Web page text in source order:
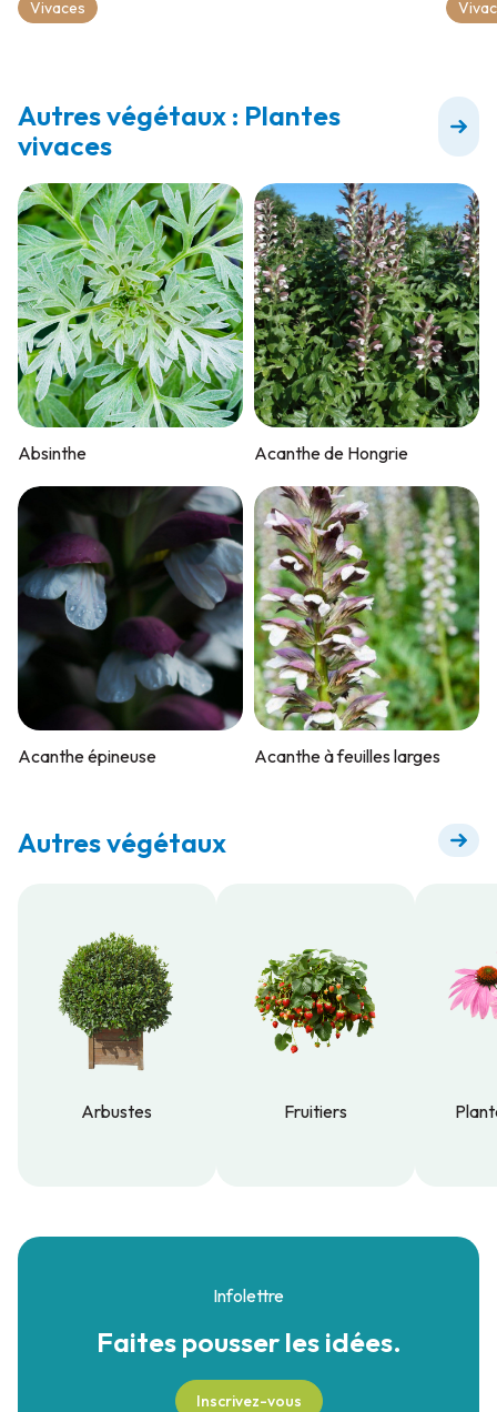
Vivaces
Autres végétaux : Plantes
vivaces
Absinthe Acanthe de Hongrie
Acanthe épineuse Acanthe à feuilles larges
Autres végétaux
Arbustes
Fruitiers
Infolettre
Faites pousserles idées.
Inscrivez-vous